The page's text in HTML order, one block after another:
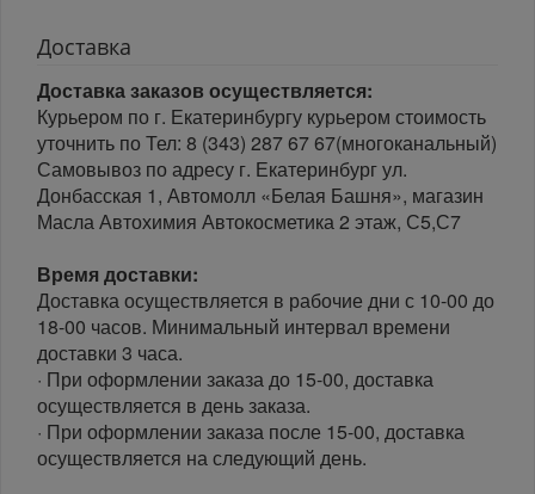
Доставка
Доставка заказов осуществляется:
Курьером по г. Екатеринбургу курьером стоимость
уточнить по Тел: 8 (343) 287 67 67(многоканальный)
Самовывоз по адресу г. Екатеринбург ул.
Донбасская 1, Автомолл «Белая Башня», магазин
Масла Автохимия Автокосметика 2 этаж, С5,С7
Время доставки:
Доставка осуществляется в рабочие дни с 10-00 до
18-00 часов. Минимальный интервал времени
доставки 3 часа.
· При оформлении заказа до 15-00, доставка
осуществляется в день заказа.
· При оформлении заказа после 15-00, доставка
осуществляется на следующий день.